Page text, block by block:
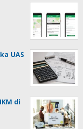
UAS
di